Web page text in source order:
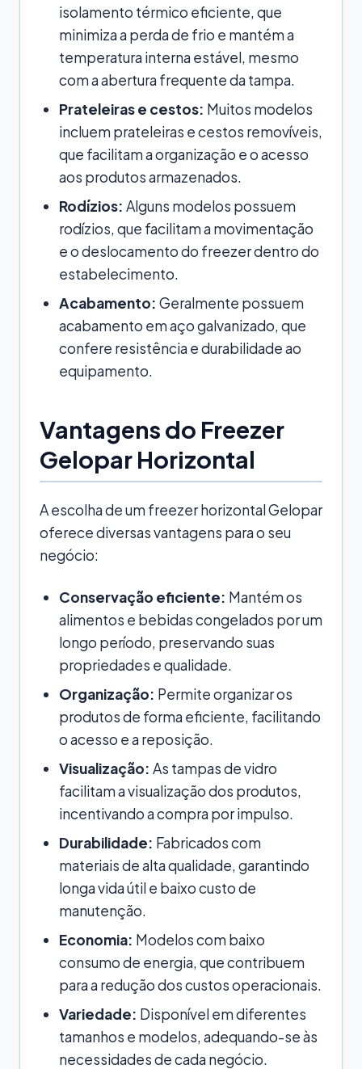
isolamento térmico eficiente, que
minimiza a perda de frio e mantém a
temperatura interna estável, mesmo
com a abertura frequente da tampa.
Prateleiras e cestos: Muitos modelos
incluem prateleiras e cestos removíveis,
que facilitam a organização e o acesso
aos produtos armazenados.
Rodízios: Alguns modelos possuem
rodízios, que facilitam a movimentação
e o deslocamento do freezer dentro do
estabelecimento.
Acabamento: Geralmente possuem
acabamento em aço galvanizado, que
confere resistência e durabilidade ao
equipamento.
Vantagens do Freezer
Gelopar Horizontal
A escolha de um freezer horizontal Gelopar
oferece diversas vantagens para o seu
negócio:
Conservação eficiente: Mantém os
alimentos e bebidas congelados por um
longo período, preservando suas
propriedades e qualidade.
Organização: Permite organizar os
produtos de forma eficiente, facilitando
o acesso e a reposição.
Visualização: As tampas de vidro
facilitam a visualização dos produtos,
incentivando a compra por impulso.
Durabilidade: Fabricados com
materiais de alta qualidade, garantindo
longa vida útil e baixo custo de
manutenção.
Economia: Modelos com baixo
consumo de energia, que contribuem
para a redução dos custos operacionais.
Variedade: Disponível em diferentes
tamanhos e modelos, adequando-se às
necessidades de cada negócio.